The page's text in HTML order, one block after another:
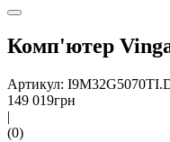
Комп'ютер
Артикул:
149 019грн
|
(0)